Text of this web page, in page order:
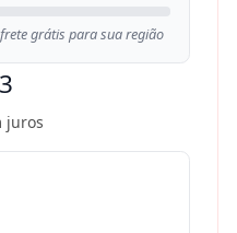
grátis para sua região
juros